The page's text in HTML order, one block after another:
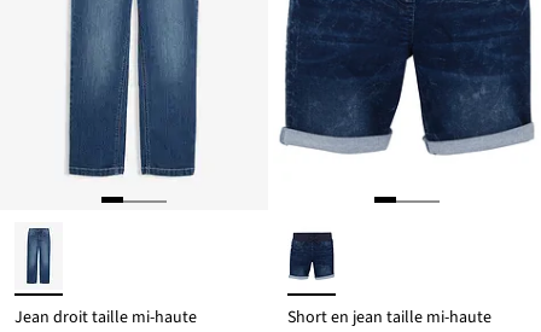
Jean droit taille mi-haute Short en jean taille mi-haute